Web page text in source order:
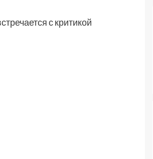
с критикой